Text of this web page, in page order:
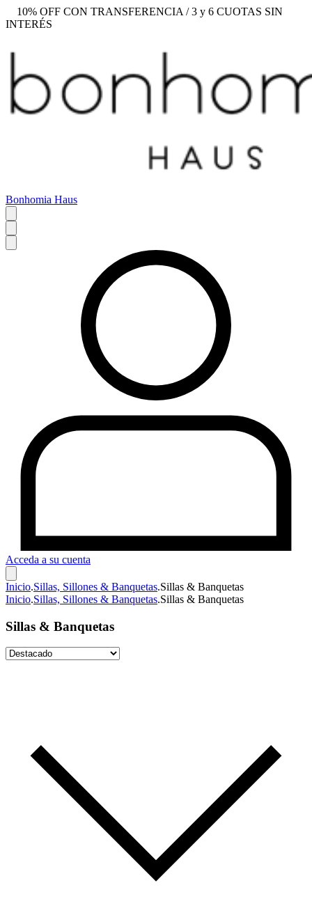
10% OFF CON TRANSFERENCIA / 3 y 6 CUOTAS SIN
INTERÉS
Bonhomia Haus
Acceda a su cuenta
Inicio.Sillas, Sillones & Banquetas.Sillas & Banquetas
Inicio.Sillas, Sillones & Banquetas.Sillas & Banquetas
Sillas & Banquetas